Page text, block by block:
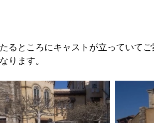
美脚は恋愛に効くのか？
るところにキャストが立っていて
ります。